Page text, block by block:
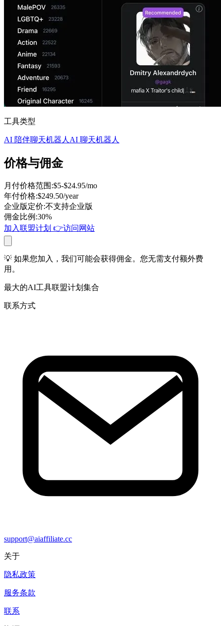
工具类型
AI 陪伴聊天机器人 AI 聊天机器人
价格与佣金
月付价格范围 :$5-$24.95/mo
年付价格:$249.50/year
企业版定价:不支持企业版
佣金比例 :30%
加入联盟计划 👉访问网站
💡 如果您加入，我们可能会获得佣金。您无需支付额外费
用。
最大的AI工具联盟计划集合
联系方式
support@aiaffiliate.cc
关于
隐私政策
服务条款
联系